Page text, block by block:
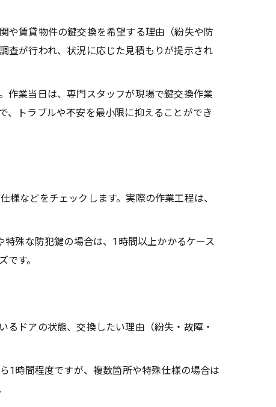
や賃貸物件の鍵交換を希望する理由（紛失や防
査が行われ、状況に応じた見積もりが提示され
作業当日は、専門スタッフが現場で鍵交換作業
、トラブルや不安を最小限に抑えることができ
などをチェックします。実際の作業工程は、
殊な防犯鍵の場合は、1時間以上かかるケース
す。
ドアの状態、交換したい理由（紛失・故障・
1時間程度ですが、複数箇所や特殊仕様の場合は